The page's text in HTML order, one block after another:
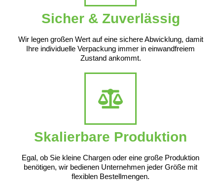
Sicher & Zuverlässig
Wir legen großen Wert auf eine sichere Abwicklung, damit
Ihre individuelle Verpackung immer in einwandfreiem
Zustand ankommt.
Skalierbare Produktion
Egal, ob Sie kleine Chargen oder eine große Produktion
benötigen, wir bedienen Unternehmen jeder Größe mit
flexiblen Bestellmengen.